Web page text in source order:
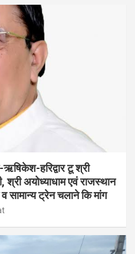
हरिद्वार टू श्री
श्री अयोध्याधाम एवं राजस्थान
ट्रेन चलाने कि मांग